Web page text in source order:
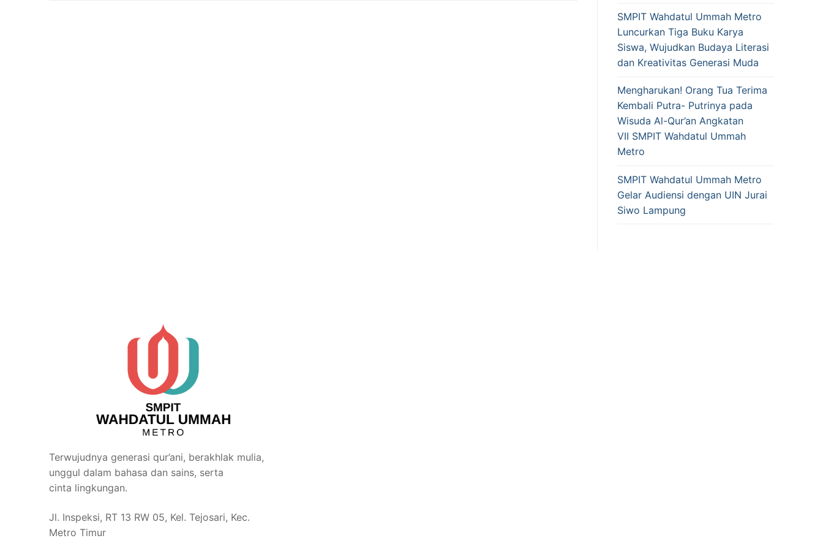
SMPIT Wahdatul Ummah Metro
Luncurkan Tiga Buku Karya
Siswa, Wujudkan Budaya Literasi
dan Kreativitas Generasi Muda
Mengharukan! Orang Tua Terima
Kembali Putra- Putrinya pada
Wisuda Al-Qur’an Angkatan
VII SMPIT Wahdatul Ummah
Metro
SMPIT Wahdatul Ummah Metro
Gelar Audiensi dengan UIN Jurai
Siwo Lampung
Terwujudnya generasi qur’ani, berakhlak mulia,
unggul dalam bahasa dan sains, serta
cinta lingkungan.
Jl. Inspeksi, RT 13 RW 05, Kel. Tejosari, Kec.
Metro Timur